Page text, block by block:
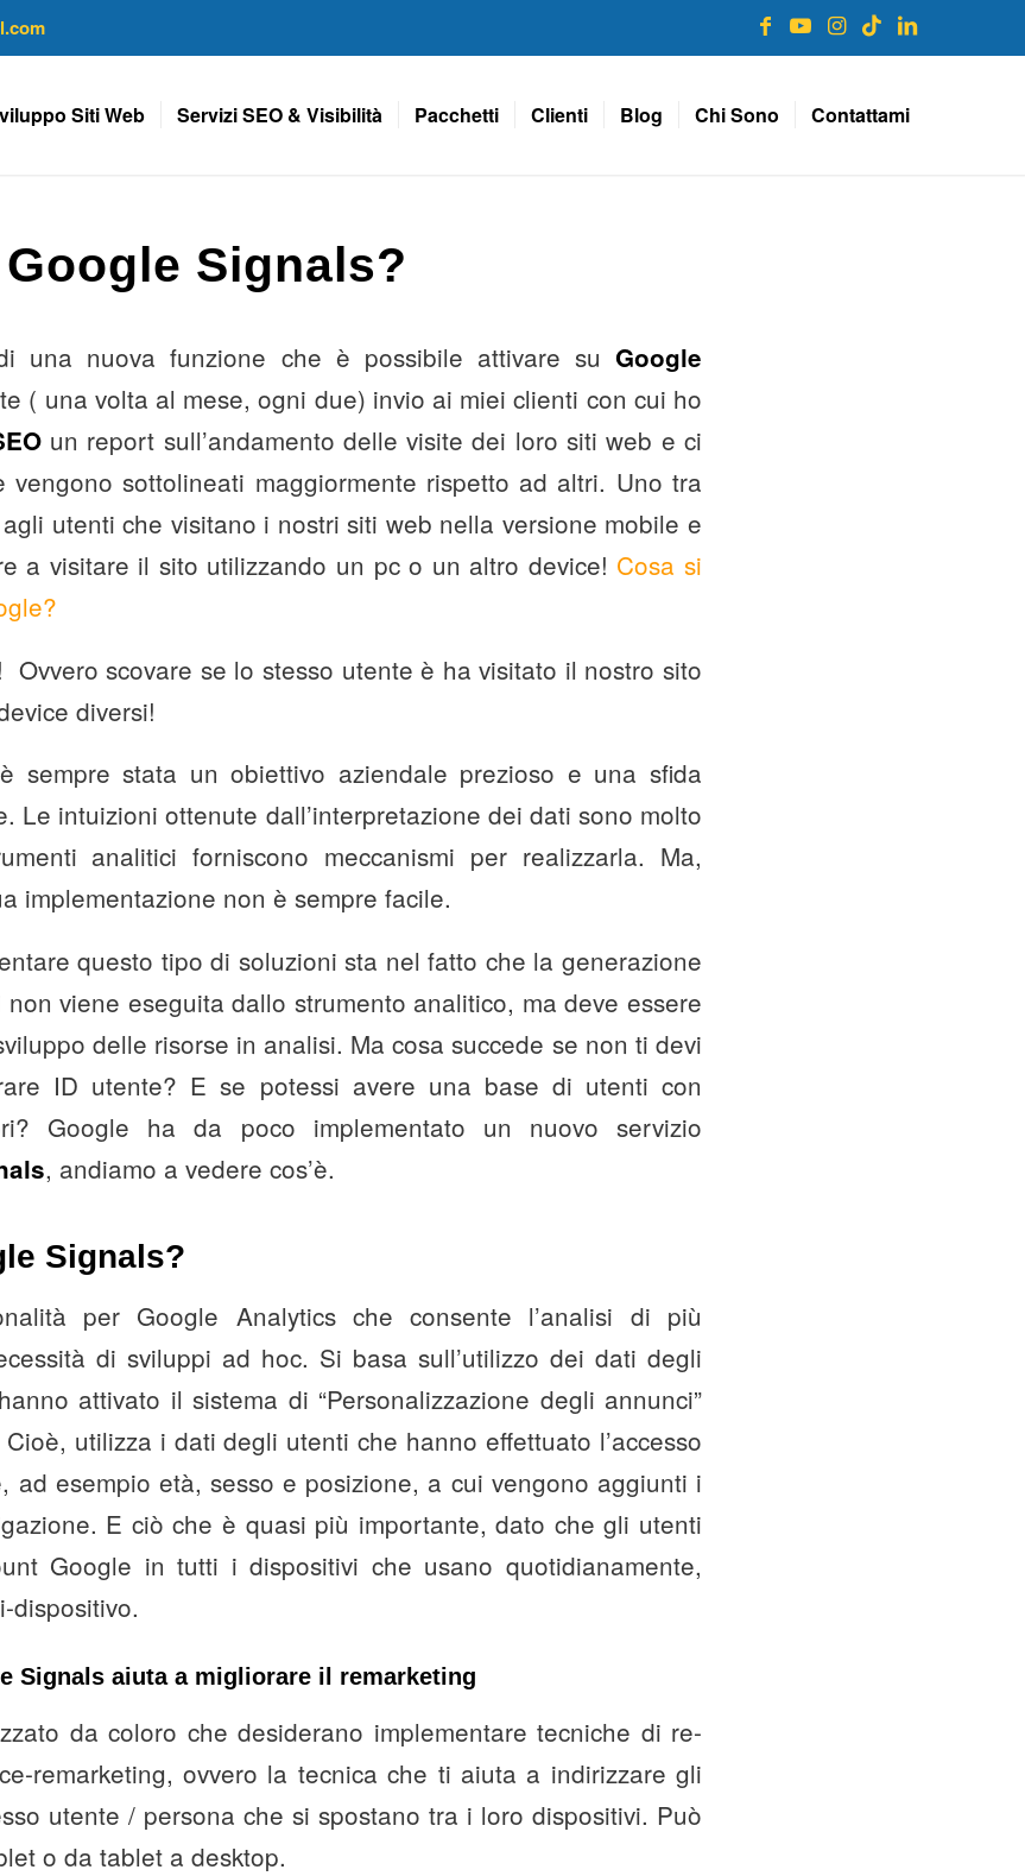
Siti Web Servizi SEO & Visibilità Pacchetti Clienti Blog Chi Sono Contattami
Google Signals?
una nuova funzione che è possibile attivare su Google
( una volta al mese, ogni due) invio ai miei clienti con cui ho
un report sull’andamento delle visite dei loro siti web e ci
vengono sottolineati maggiormente rispetto ad altri. Uno tra
utenti che visitano i nostri siti web nella versione mobile e
a visitare il sito utilizzando un pc o un altro device! Cosa si
! Ovvero scovare se lo stesso utente è ha visitato il nostro sito
diversi!
è sempre stata un obiettivo aziendale prezioso e una sfida
Le intuizioni ottenute dall’interpretazione dei dati sono molto
analitici forniscono meccanismi per realizzarla. Ma,
implementazione non è sempre facile.
questo tipo di soluzioni sta nel fatto che la generazione
viene eseguita dallo strumento analitico, ma deve essere
delle risorse in analisi. Ma cosa succede se non ti devi
ID utente? E se potessi avere una base di utenti con
Google ha da poco implementato un nuovo servizio
, andiamo a vedere cos’è.
Signals?
per Google Analytics che consente l’analisi di più
di sviluppi ad hoc. Si basa sull’utilizzo dei dati degli
attivato il sistema di “Personalizzazione degli annunci”
utilizza i dati degli utenti che hanno effettuato l’accesso
ad esempio età, sesso e posizione, a cui vengono aggiunti i
E ciò che è quasi più importante, dato che gli utenti
Google in tutti i dispositivi che usano quotidianamente,
dispositivo.
Signals aiuta a migliorare il remarketing
da coloro che desiderano implementare tecniche di re-
remarketing, ovvero la tecnica che ti aiuta a indirizzare gli
utente / persona che si spostano tra i loro dispositivi. Può
o da tablet a desktop.